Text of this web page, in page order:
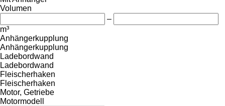
Volumen
–
m³
Anhängerkupplung
Anhängerkupplung
Ladebordwand
Ladebordwand
Fleischerhaken
Fleischerhaken
Motor, Getriebe
Motormodell